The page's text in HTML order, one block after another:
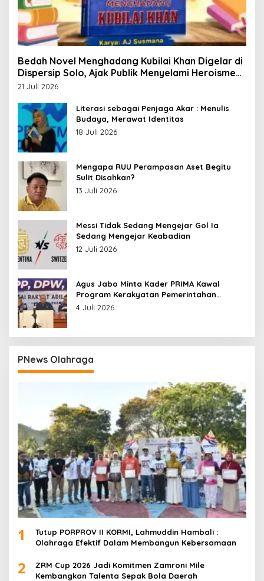
Bedah Novel Menghadang Kubilai Khan Digelar di
Dispersip Solo, Ajak Publik Menyelami Heroisme
Leluhur Nusantara
21 Juli 2026
Literasi sebagai Penjaga Akar : Menulis
Budaya, Merawat Identitas
18 Juli 2026
Mengapa RUU Perampasan Aset Begitu
Sulit Disahkan?
13 Juli 2026
Messi Tidak Sedang Mengejar Gol Ia
Sedang Mengejar Keabadian
12 Juli 2026
Agus Jabo Minta Kader PRIMA Kawal
Program Kerakyatan Pemerintahan
Prabowo
4 Juli 2026
PNews Olahraga
1
Tutup PORPROV II KORMI, Lahmuddin Hambali :
Olahraga Efektif Dalam Membangun Kebersamaan
2
ZRM Cup 2026 Jadi Komitmen Zamroni Mile
Kembangkan Talenta Sepak Bola Daerah